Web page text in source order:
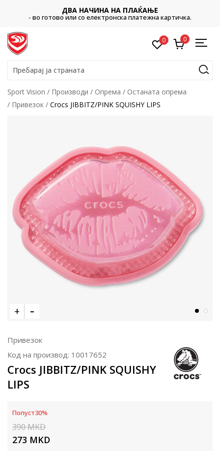
ДВА НАЧИНА НА ПЛАЌАЊЕ
- во готово или со електронска платежна картичка.
0 0
Пребарај ја страната
Sport Vision Производи Опрема
Останата опрема
Привезок
Crocs JIBBITZ/PINK SQUISHY LIPS
Привезок
Код на производ: 10017652
Crocs JIBBITZ/PINK SQUISHY
LIPS
Попуст30%
390MKD
273 MKD